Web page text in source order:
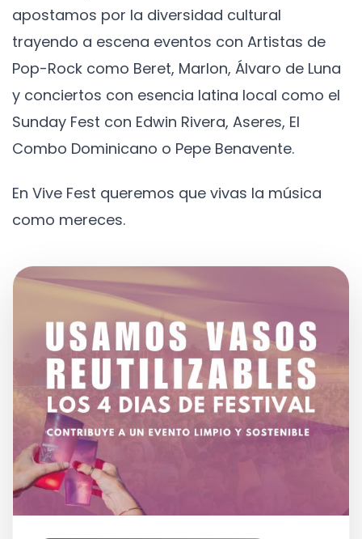
apostamos por la diversidad cultural
trayendo a escena eventos con Artistas de
Pop-Rock como Beret, Marlon, Álvaro de Luna
y conciertos con esencia latina local como el
Sunday Fest con Edwin Rivera, Aseres, El
Combo Dominicano o Pepe Benavente.
En Vive Fest queremos que vivas la música
como mereces.